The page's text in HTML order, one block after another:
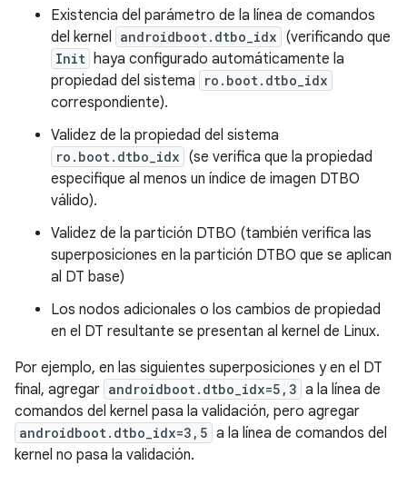
Existencia del parámetro de la línea de comandos
del kernel androidboot.dtbo_idx (verificando que
Init haya configurado automáticamente la
propiedad del sistema
ro.boot.dtbo_idx
correspondiente).
Validez de la propiedad del sistema
ro.boot.dtbo_idx (se verifica que la propiedad
especifique al menos un índice de imagen DTBO
válido).
Validez de la partición DTBO (también verifica las
superposiciones en la partición DTBO que se aplican
al DT base)
Los nodos adicionales o los cambios de propiedad
en el DT resultante se presentan al kernel de Linux.
Por ejemplo, en las siguientes superposiciones y en el DT
final, agregar androidboot.dtbo_idx=5,3 a la línea de
comandos del kernel pasa la validación, pero agregar
androidboot.dtbo_idx=3,5 a la línea de comandos del
kernel no pasa la validación.